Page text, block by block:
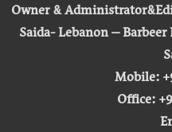
Owner &
Saida- Lebanon –
Mobile:
Office: